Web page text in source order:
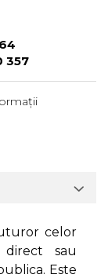
357
celor
direct sau
Este